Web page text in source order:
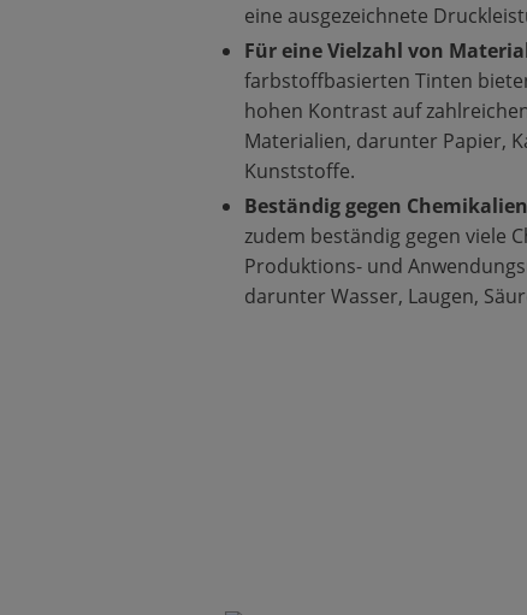
eine ausgezeichnete
Für eine Vielzahl von
farbstoffbasierten Tinten
hohen Kontrast auf
Materialien, darunter Papier,
Kunststoffe.
Beständig gegen
zudem beständig gegen viele
Produktions- und
darunter Wasser, Laugen,